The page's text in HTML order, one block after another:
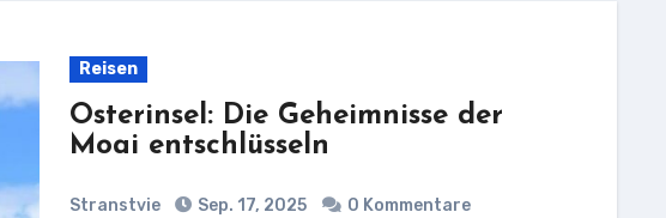
Reisen
Osterinsel: Die Geheimnisse der
Moai entschlüsseln
Stranstvie Sep. 17, 2025 0 Kommentare